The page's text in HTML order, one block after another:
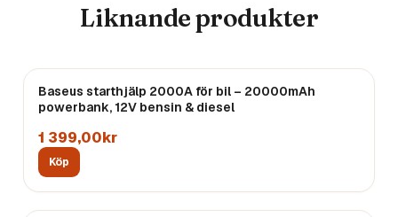
Liknande produkter
Baseus starthjälp 2000A för bil – 20000mAh
powerbank, 12V bensin & diesel
1 399,00kr
Köp